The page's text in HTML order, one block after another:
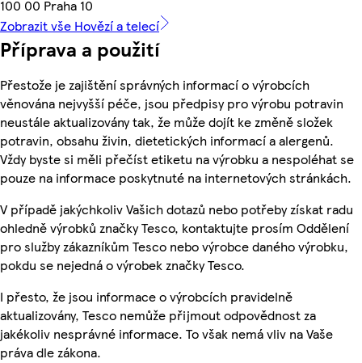
100 00 Praha 10
Zobrazit vše Hovězí a telecí
Příprava a použití
Přestože je zajištění správných informací o výrobcích
věnována nejvyšší péče, jsou předpisy pro výrobu potravin
neustále aktualizovány tak, že může dojít ke změně složek
potravin, obsahu živin, dietetických informací a alergenů.
Vždy byste si měli přečíst etiketu na výrobku a nespoléhat se
pouze na informace poskytnuté na internetových stránkách.
V případě jakýchkoliv Vašich dotazů nebo potřeby získat radu
ohledně výrobků značky Tesco, kontaktujte prosím Oddělení
pro služby zákazníkům Tesco nebo výrobce daného výrobku,
pokdu se nejedná o výrobek značky Tesco.
I přesto, že jsou informace o výrobcích pravidelně
aktualizovány, Tesco nemůže přijmout odpovědnost za
jakékoliv nesprávné informace. To však nemá vliv na Vaše
práva dle zákona.